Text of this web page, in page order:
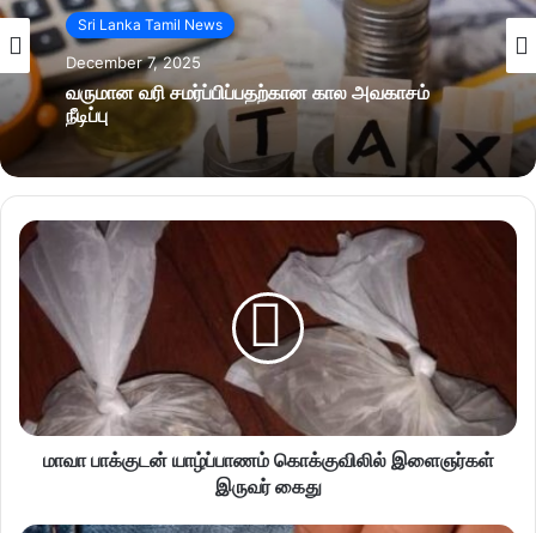
Sri Lanka Tamil News
December 7, 2025
வருமான வரி சமர்ப்பிப்பதற்கான கால அவகாசம்
நீடிப்பு
மாவா பாக்குடன் யாழ்ப்பாணம் கொக்குவிலில் இளைஞர்கள்
இருவர் கைது